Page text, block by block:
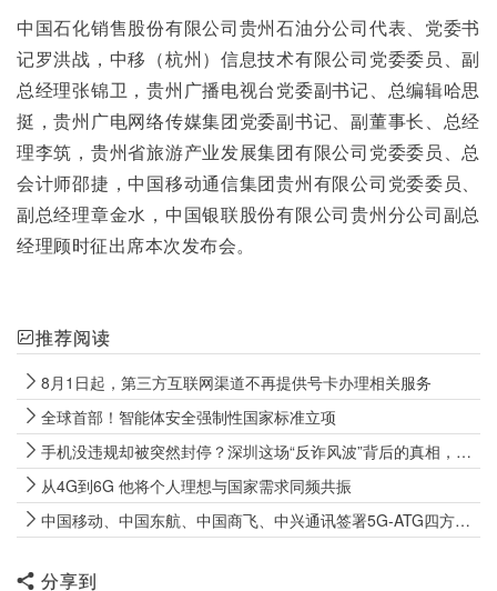
中国石化销售股份有限公司贵州石油分公司代表、党委书
记罗洪战，中移（杭州）信息技术有限公司党委委员、副
总经理张锦卫，贵州广播电视台党委副书记、总编辑哈思
挺，贵州广电网络传媒集团党委副书记、副董事长、总经
理李筑，贵州省旅游产业发展集团有限公司党委委员、总
会计师邵捷，中国移动通信集团贵州有限公司党委委员、
副总经理章金水，中国银联股份有限公司贵州分公司副总
经理顾时征出席本次发布会。
推荐阅读
8月1日起，第三方互联网渠道不再提供号卡办理相关服务
全球首部！智能体安全强制性国家标准立项
手机没违规却被突然封停？深圳这场“反诈风波”背后的真相，很多人都误解了
从4G到6G 他将个人理想与国家需求同频共振
中国移动、中国东航、中国商飞、中兴通讯签署5G-ATG四方合作协议
分享到